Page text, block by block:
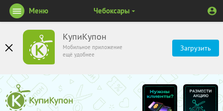
КупиКупон
Мобильное приложение
ещё удобнее
Загрузить
Меню Чебоксары